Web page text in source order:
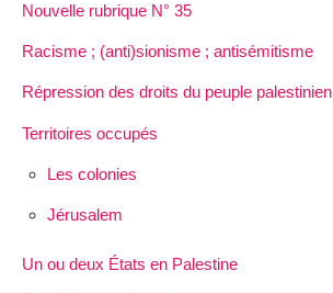
Nouvelle rubrique N° 35
Racisme ; (anti)sionisme ; antisémitisme
Répression des droits du peuple palestinien
Territoires occupés
Les colonies
Jérusalem
Un ou deux États en Palestine